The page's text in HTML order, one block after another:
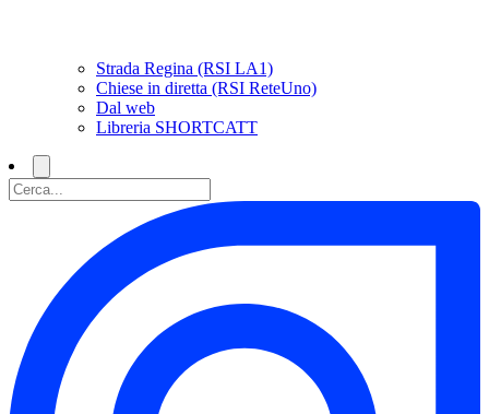
Strada Regina (RSI LA1)
Chiese in diretta (RSI ReteUno)
Dal web
Libreria SHORTCATT